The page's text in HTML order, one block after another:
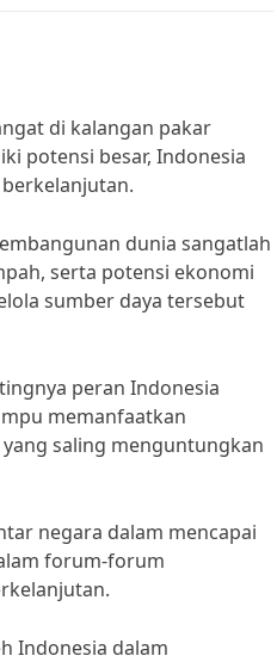
di kalangan pakar
potensi besar, Indonesia
dunia sangatlah
serta potensi ekonomi
sumber daya tersebut
peran Indonesia
memanfaatkan
saling menguntungkan
negara dalam mencapai
forum-forum
Indonesia dalam